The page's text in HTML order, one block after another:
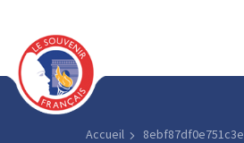
Accueil 8ebf87df0e751c3e